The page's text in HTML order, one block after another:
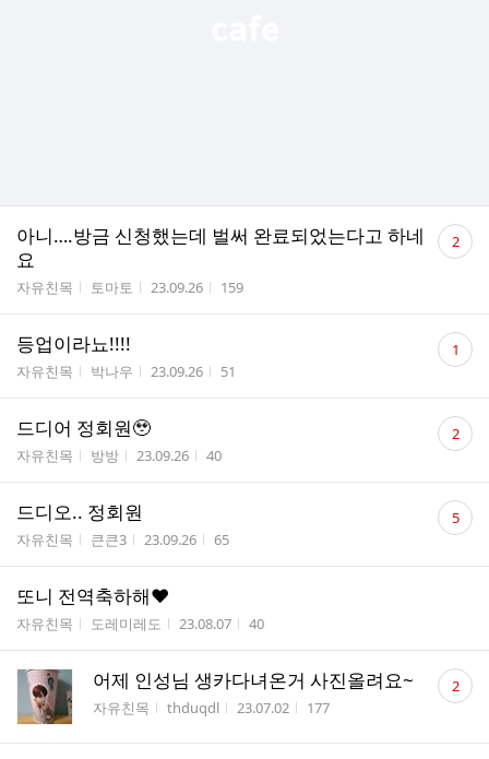
아니….방금 신청했는데 벌써 완료되었는다고 하네
요
게시판명
자유친목 작성자
토마토 작성시간
23.09.26 조회수
159
댓
글 2
등업이라뇨!!!!
게시판명
자유친목 작성자
박나우 작성시간
23.09.26 조회수
51
댓
글 1
드디어 정회원🥹
게시판명
자유친목 작성자
방방 작성시간
23.09.26 조회수
40
댓
글 2
드디오.. 정회원
게시판명
자유친목 작성자
큰큰3 작성시간
23.09.26 조회수
65
댓
글 5
또니 전역축하해❤
게시판명
자유친목 작성자
도레미레도 작성시간
23.08.07 조회수
40
어제 인성님 생카다녀온거 사진올려요~
게시판명
자유친목 작성자
thduqdl 작성시간
23.07.02 조회수
177
댓
글 2